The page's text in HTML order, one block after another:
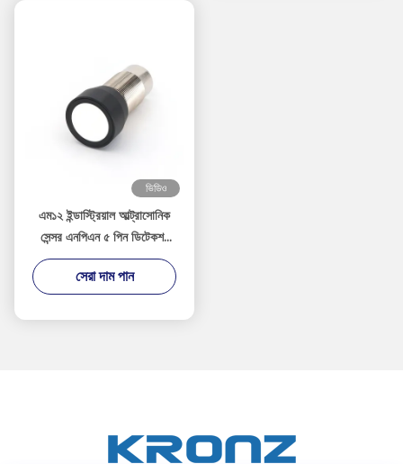
ভিডিও
এম১২ ইন্ডাস্ট্রিয়াল আল্ট্রাসোনিক
সেন্সর এনপিএন ৫ পিন ডিটেকশন
রেঞ্জ ২০০-৪০০০ মিমি
সেরা দাম পান